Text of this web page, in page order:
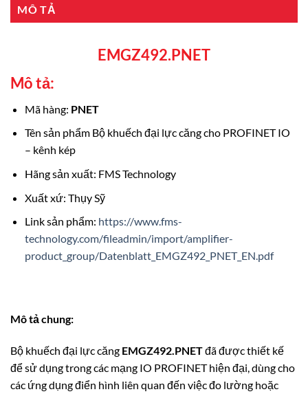
MÔ TẢ
EMGZ492.PNET
Mô tả:
Mã hàng: PNET
Tên sản phẩm Bộ khuếch đại lực căng cho PROFINET IO
– kênh kép
Hãng sản xuất: FMS Technology
Xuất xứ: Thụy Sỹ
Link sản phẩm: https://www.fms-
technology.com/fileadmin/import/amplifier-
product_group/Datenblatt_EMGZ492_PNET_EN.pdf
Mô tả chung:
Bộ khuếch đại lực căng EMGZ492.PNETđã được thiết kế
để sử dụng trong các mạng IO PROFINET hiện đại, dùng cho
các ứng dụng điển hình liên quan đến việc đo lường hoặc